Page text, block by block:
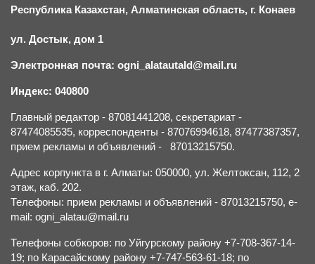
Республика Казахстан, Алматинская область, г. Конаев
ул. Достык, дом 1
Электронная почта: ogni_alatautald@mail.ru
Индекс: 040800
Главный редактор - 87081441208, секретариат -
87474085535, корреспонденты - 87076994618, 87477387357,
прием рекламы и объявлений - 87013215750.
Адрес корпункта в г. Алматы: 050000, ул. Желтоксан, 112, 2
этаж, каб. 202.
Телефоны: прием рекламы и объявлений - 87013215750, e-
mail: ogni_alatau@mail.ru
Телефоны собкоров: по Уйгурскому району +7-708-367-14-
19; по Карасайскому району +7-747-563-61-18; по